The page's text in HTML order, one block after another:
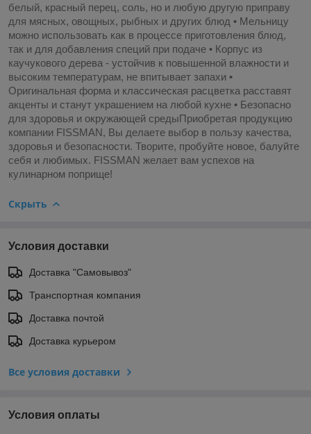
белый, красный перец, соль, но и любую другую приправу
для мясных, овощных, рыбных и других блюд • Мельницу
можно использовать как в процессе приготовления блюд,
так и для добавления специй при подаче • Корпус из
каучукового дерева - устойчив к повышенной влажности и
высоким температурам, не впитывает запахи •
Оригинальная форма и классическая расцветка расставят
акценты и станут украшением на любой кухне • Безопасно
для здоровья и окружающей средыПриобретая продукцию
компании FISSMAN, Вы делаете выбор в пользу качества,
здоровья и безопасности. Творите, пробуйте новое, балуйте
себя и любимых. FISSMAN желает вам успехов на
кулинарном поприще!
Скрыть
Условия доставки
Доставка "Самовывоз"
Транспортная компания
Доставка почтой
Доставка курьером
Все условия доставки
Условия оплаты